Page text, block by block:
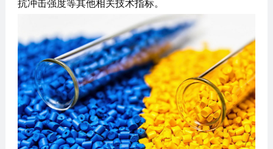
抗冲击强度等其他相关技术指标。